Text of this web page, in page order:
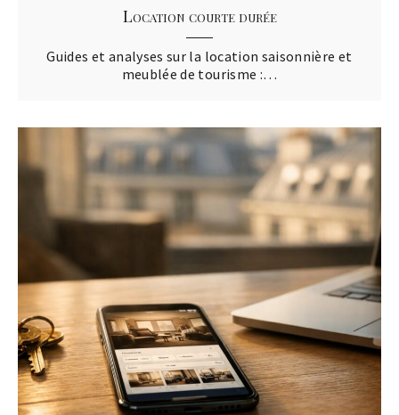
Location courte durée
Guides et analyses sur la location saisonnière et
meublée de tourisme :…